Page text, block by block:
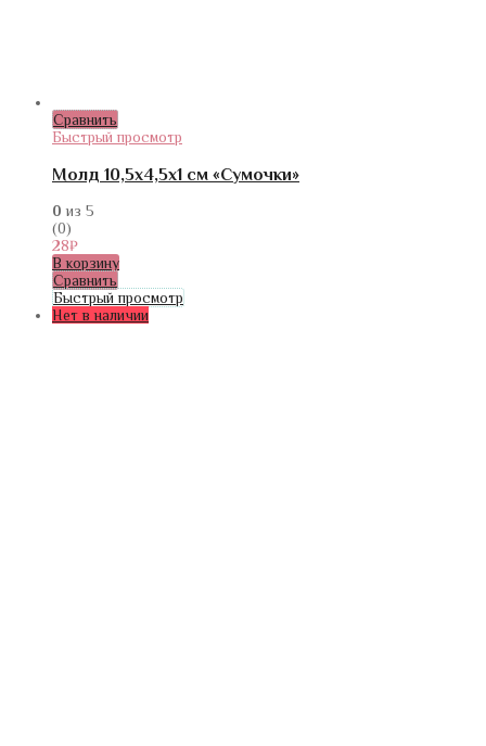
Сравнить
Быстрый просмотр
Молд 10,5х4,5х1 см «Сумочки»
0 из 5
(0)
28₽
В корзину
Сравнить
Быстрый просмотр
Нет в наличии